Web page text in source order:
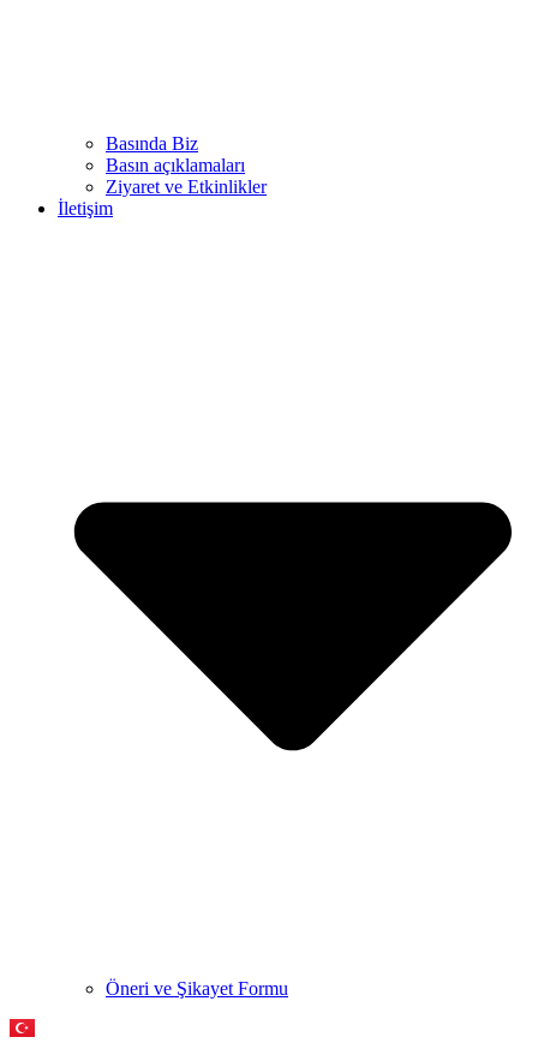
Basında Biz
Basın açıklamaları
Ziyaret ve Etkinlikler
İletişim
Öneri ve Şikayet Formu